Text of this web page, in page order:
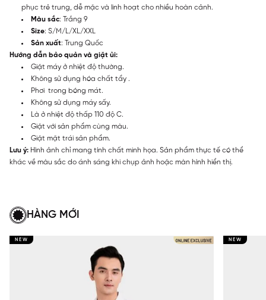
phục trẻ trung, dễ mặc và linh hoạt cho nhiều hoàn cảnh.
Màu sắc: Trắng 9
Size: S/M/L/XL/XXL
Sản xuất: Trung Quốc
Hướng dẫn bảo quản và giặt ủi:
Giặt máy ở nhiệt độ thường.
Không sử dụng hóa chất tẩy .
Phơi trong bóng mát.
Không sử dụng máy sấy.
Là ở nhiệt độ thấp 110 độ C.
Giặt với sản phẩm cùng màu.
Giặt mặt trái sản phẩm.
Lưu ý: Hình ảnh chỉ mang tính chất minh họa. Sản phẩm thực tế có thể
khác về màu sắc do ánh sáng khi chụp ảnh hoặc màn hình hiển thị.
HÀNG MỚI
NEW NEW